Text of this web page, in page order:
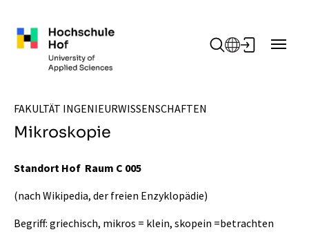
FAKULTÄT INGENIEURWISSENSCHAFTEN
Mikroskopie
Standort Hof Raum C 005
(nach Wikipedia, der freien Enzyklopädie)
Begriff: griechisch, mikros = klein, skopein =betrachten